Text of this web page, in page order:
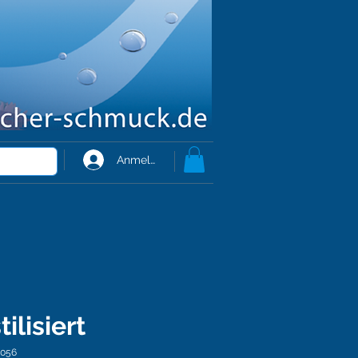
Anmelden